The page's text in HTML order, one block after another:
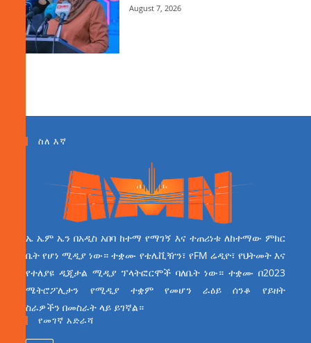
August 7, 2026
ስለ እኛ
ኤ ኤም ኤን በአዲስ አበባ ከተማ የማገኝ እና ተጠሪነቱ ለከተማው ምክር
ቤት የሆነ ሚዲያ ነው። ተቋሙ የቴሌቪዥን፣ የFM ሬዲዮ፣ የህትመት እና
የተለያዩ ዲጂታል ሚዲያ ፕላትፎርሞች ባለቤት ነው። ተቋሙ በ2023
ሜትሮፖሊታን የሚዲያ ተቋም የመሆን ራዕይ ሰንቆ የይዘት
ስራዎችን በመስራት ላይ ይገኛል።
የመገኛ አድራሻ